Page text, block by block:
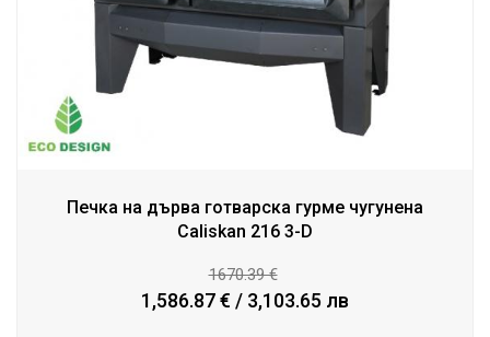
Печка на дърва готварска гурме чугунена
Caliskan 216 3-D
1670.39 €
1,586.87 € / 3,103.65 лв